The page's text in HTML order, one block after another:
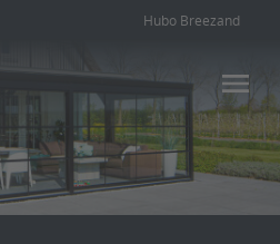
Hubo Breezand